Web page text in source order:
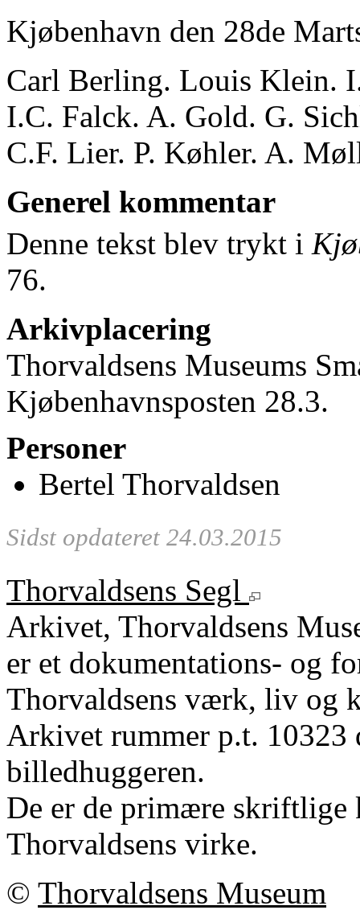
Kjøbenhavn den 28de
Carl Berling. Louis Klein.
I.C. Falck. A. Gold. G.
C.F. Lier. P. Køhler. A.
Generel kommentar
Denne tekst blev trykt i
76.
Arkivplacering
Thorvaldsens Museums
Kjøbenhavnsposten 28.3.
Personer
Bertel Thorvaldsen
Sidst opdateret 24.03.2015
Thorvaldsens Segl
Arkivet, Thorvaldsens
er et dokumentations- og
Thorvaldsens værk, liv og
Arkivet rummer p.t.
billedhuggeren.
De er de primære
Thorvaldsens virke.
© Thorvaldsens Museum